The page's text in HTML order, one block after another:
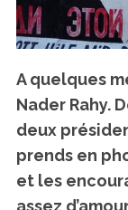
A quelques
Nader Rahy.
deux
prends en
et les
assez